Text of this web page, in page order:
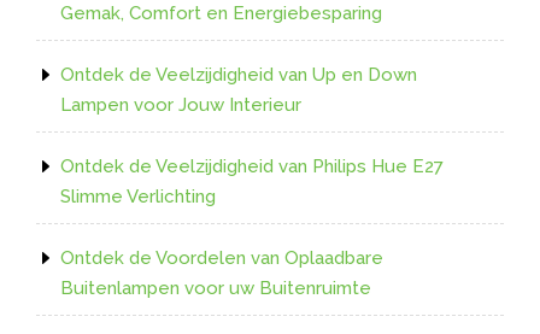
Gemak, Comfort en Energiebesparing
Ontdek de Veelzijdigheid van Up en Down
Lampen voor Jouw Interieur
Ontdek de Veelzijdigheid van Philips Hue E27
Slimme Verlichting
Ontdek de Voordelen van Oplaadbare
Buitenlampen voor uw Buitenruimte